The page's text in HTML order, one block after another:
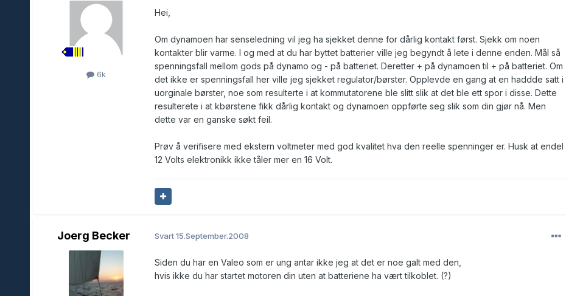
6k
Hei,
Om dynamoen har senseledning vil jeg ha sjekket denne for dårlig kontakt først. Sjekk om noen
kontakter blir varme. I og med at du har byttet batterier ville jeg begyndt å lete i denne enden. Mål så
spenningsfall mellom gods på dynamo og - på batteriet. Deretter + på dynamoen til + på batteriet. Om
det ikke er spenningsfall her ville jeg sjekket regulator/børster. Opplevde en gang at en haddde satt i
uorginale børster, noe som resulterte i at kommutatorene ble slitt slik at det ble ett spor i disse. Dette
resulterete i at kbørstene fikk dårlig kontakt og dynamoen oppførte seg slik som din gjør nå. Men
dette var en ganske søkt feil.
Prøv å verifisere med ekstern voltmeter med god kvalitet hva den reelle spenninger er. Husk at endel
12 Volts elektronikk ikke tåler mer en 16 Volt.
Joerg Becker Svart15.September.2008
Siden du har en Valeo som er ung antar ikke jeg at det er noe galt med den,
hvis ikke du har startet motoren din uten at batteriene ha vært tilkoblet. (?)